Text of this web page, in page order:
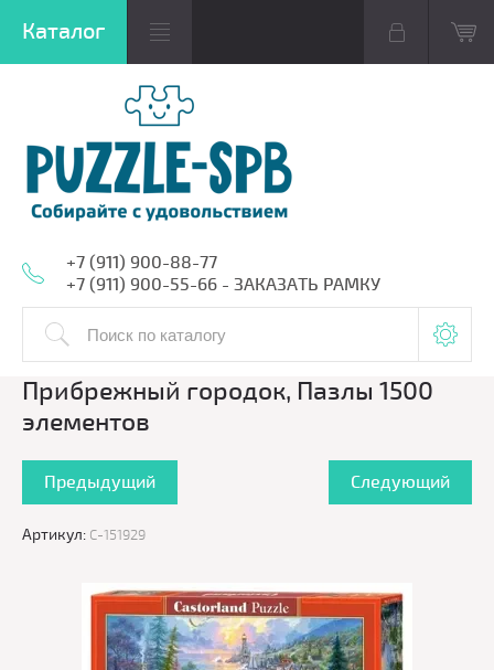
+7 (911) 900-88-77
+7 (911) 900-55-66 - ЗАКАЗАТЬ РАМКУ
Прибрежный городок, Пазлы 1500
элементов
Предыдущий Следующий
Артикул: C-151929